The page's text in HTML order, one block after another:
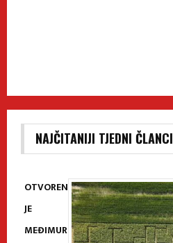
NAJČITANIJI TJEDNI ČLANCI
OTVOREN
JE
MEĐIMUR